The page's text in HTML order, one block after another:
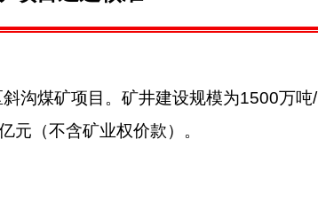
煤矿项目。矿井建设规模为1500万吨/
元（不含矿业权价款）。